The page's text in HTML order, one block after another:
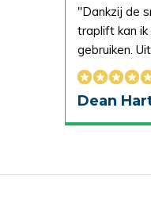
"Dankzij de
traplift kan ik
gebruiken.
Dean